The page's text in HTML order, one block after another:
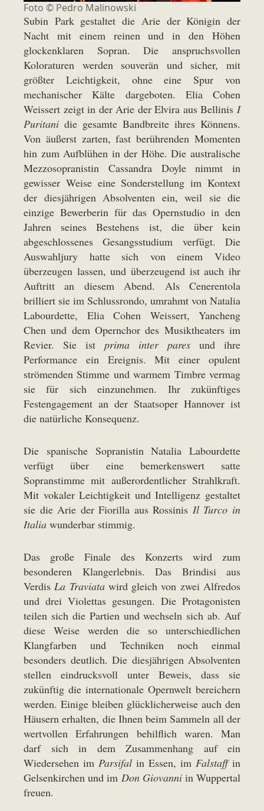
Foto © Pedro Malinowski
Subin Park gestaltet die Arie der Königin der
Nacht mit einem reinen und in den Höhen
glockenklaren Sopran. Die anspruchsvollen
Koloraturen werden souverän und sicher, mit
größter Leichtigkeit, ohne eine Spur von
mechanischer Kälte dargeboten. Elia Cohen
Weissert zeigt in der Arie der Elvira aus Bellinis I
Puritani die gesamte Bandbreite ihres Könnens.
Von äußerst zarten, fast berührenden Momenten
hin zum Aufblühen in der Höhe. Die australische
Mezzosopranistin Cassandra Doyle nimmt in
gewisser Weise eine Sonderstellung im Kontext
der diesjährigen Absolventen ein, weil sie die
einzige Bewerberin für das Opernstudio in den
Jahren seines Bestehens ist, die über kein
abgeschlossenes Gesangsstudium verfügt. Die
Auswahljury hatte sich von einem Video
überzeugen lassen, und überzeugend ist auch ihr
Auftritt an diesem Abend. Als Cenerentola
brilliert sie im Schlussrondo, umrahmt von Natalia
Labourdette, Elia Cohen Weissert, Yancheng
Chen und dem Opernchor des Musiktheaters im
Revier. Sie ist prima inter pares und ihre
Performance ein Ereignis. Mit einer opulent
strömenden Stimme und warmem Timbre vermag
sie für sich einzunehmen. Ihr zukünftiges
Festengagement an der Staatsoper Hannover ist
die natürliche Konsequenz.
Die spanische Sopranistin Natalia Labourdette
verfügt über eine bemerkenswert satte
Sopranstimme mit außerordentlicher Strahlkraft.
Mit vokaler Leichtigkeit und Intelligenz gestaltet
sie die Arie der Fiorilla aus Rossinis Il Turco in
Italia wunderbar stimmig.
Das große Finale des Konzerts wird zum
besonderen Klangerlebnis. Das Brindisi aus
Verdis La Traviatawird gleich von zwei Alfredos
und drei Violettas gesungen. Die Protagonisten
teilen sich die Partien und wechseln sich ab. Auf
diese Weise werden die so unterschiedlichen
Klangfarben und Techniken noch einmal
besonders deutlich. Die diesjährigen Absolventen
stellen eindrucksvoll unter Beweis, dass sie
zukünftig die internationale Opernwelt bereichern
werden. Einige bleiben glücklicherweise auch den
Häusern erhalten, die Ihnen beim Sammeln all der
wertvollen Erfahrungen behilflich waren. Man
darf sich in dem Zusammenhang auf ein
Wiedersehen im Parsifal in Essen, im Falstaffin
Gelsenkirchen und im Don Giovanniin Wuppertal
freuen.